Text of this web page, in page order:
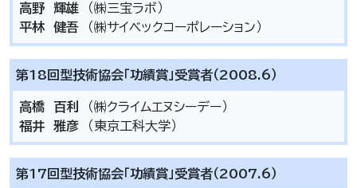
高野 輝雄 （㈱三宝ラボ）
平林 健吾 （㈱サイベックコーポレーション）
第18回型技術協会「功績賞」受賞者（2008.6）
高橋 百利
（㈱クライムエヌシーデー）
福井 雅彦 （東京工科大学）
第17回型技術協会「功績賞」受賞者（2007.6）